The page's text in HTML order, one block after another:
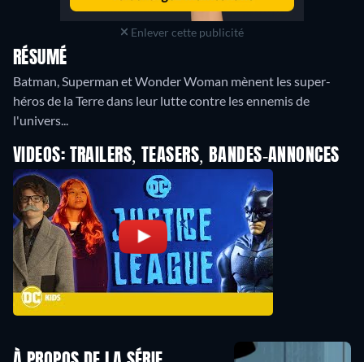
Enlever cette publicité
RÉSUMÉ
Batman, Superman et Wonder Woman mènent les super-
héros de la Terre dans leur lutte contre les ennemis de
l'univers...
VIDEOS: TRAILERS, TEASERS, BANDES-ANNONCES